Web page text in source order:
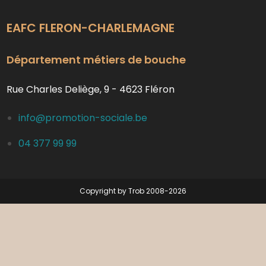
EAFC FLERON-CHARLEMAGNE
Département métiers de bouche
Rue Charles Deliège, 9 - 4623 Fléron
info@promotion-sociale.be
04 377 99 99
Copyright by Trob 2008-2026